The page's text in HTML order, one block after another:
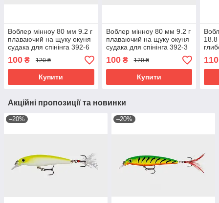
Воблер мінноу 80 мм 9.2 г
плаваючий на щуку окуня
судака для спінінга 392-6
100 ₴ 120 ₴
Купити
Воблер мінноу 80 мм 9.2 г
плаваючий на щуку окуня
судака для спінінга 392-3
100₴ 120 ₴
Купити
110
Акційні пропозиції та новинки
–20% –20%